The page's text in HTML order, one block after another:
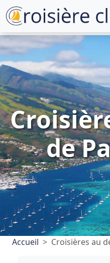
de
Accueil Croisières au